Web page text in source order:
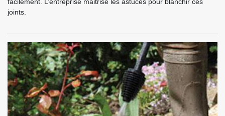
facilement. L’entreprise maitrise les astuces pour blanchir ces
joints.